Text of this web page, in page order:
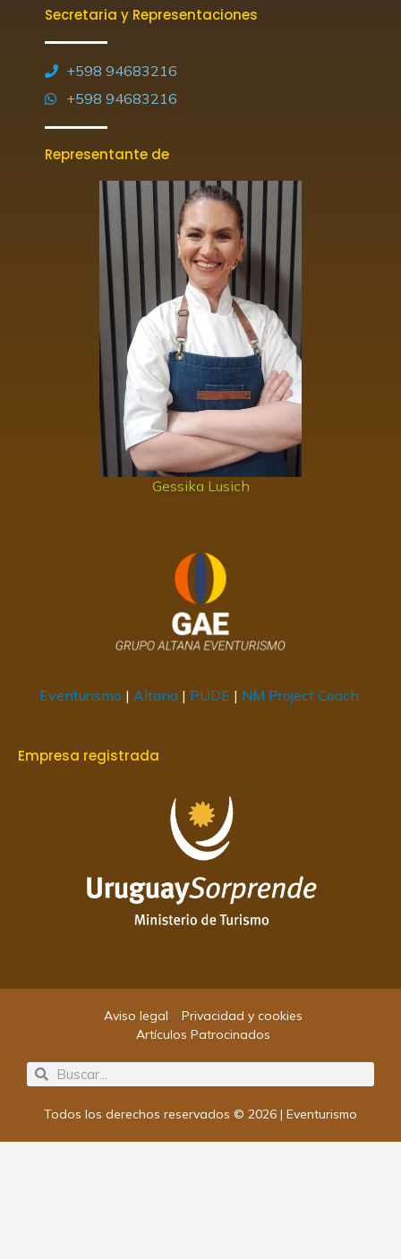
Secretaria y Representaciones
+598 94683216
+598 94683216
Representante de
Gessika Lusich
Eventurismo | Altana | PUDE | NM Project Coach
Empresa registrada
Todos los derechos reservados © 2026 | Eventurismo
SearchSearch
Aviso legal
Privacidad y cookies
Artículos Patrocinados